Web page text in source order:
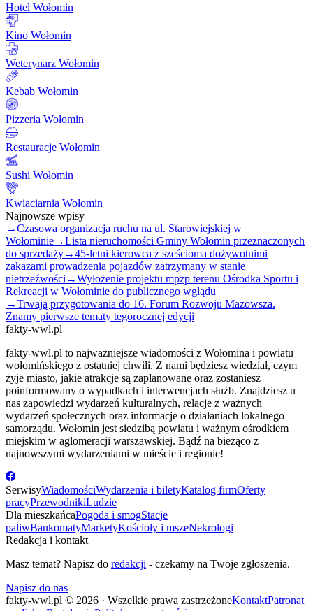
Hotel Wołomin
Kino Wołomin
Weterynarz Wołomin
Kebab Wołomin
Pizzeria Wołomin
Restauracje Wołomin
Sushi Wołomin
Kwiaciarnia Wołomin
Najnowsze wpisy
→Czasowa organizacja ruchu na ul. Starowiejskiej w
Wołominie→Lista nieruchomości Gminy Wołomin przeznaczonych
do sprzedaży→45-letni kierowca z sześcioma dożywotnimi
zakazami prowadzenia pojazdów zatrzymany w stanie
nietrzeźwości →Wyłożenie projektu mpzp terenu Ośrodka Sportu i
Rekreacji w Wołominie do publicznego wglądu
→Trwają przygotowania do 16. Forum Rozwoju Mazowsza.
Znamy pierwsze tematy tegorocznej edycji
fakty-wwl.pl
fakty-wwl.pl to najważniejsze wiadomości z Wołomina i powiatu
wołomińskiego z ostatniej chwili. Z nami będziesz wiedział, czym
żyje miasto, jakie atrakcje są zaplanowane oraz zostaniesz
poinformowany o wypadkach i interwencjach służb. Znajdziesz u
nas zapowiedzi wydarzeń kulturalnych, relacje z ważnych
wydarzeń społecznych oraz informacje o działaniach lokalnego
samorządu. Wołomin jest siedzibą powiatu i ważnym ośrodkiem
miejskim w aglomeracji warszawskiej. Bądź na bieżąco z
najnowszymi wydarzeniami w mieście i regionie!
SerwisyWiadomościWydarzenia i biletyKatalog firmOferty
pracyPrzewodnikiLudzie
Dla mieszkańcaPogoda i smogStacje
paliwBankomatyMarketyKościoły i mszeNekrologi
Redakcja i kontakt
Masz temat? Napisz do redakcji - czekamy na Twoje zgłoszenia.
Napisz do nas
fakty-wwl.pl © 2026 · Wszelkie prawa zastrzeżoneKontaktPatronat